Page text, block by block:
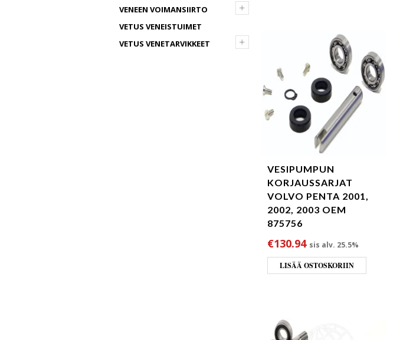
+
VENEEN VOIMANSIIRTO
VETUS VENEISTUIMET
+
VETUS VENETARVIKKEET
VESIPUMPUN
KORJAUSSARJAT
VOLVO PENTA 2001,
2002, 2003 OEM
875756
€130.94 sis alv. 25.5%
LISÄÄ OSTOSKORIIN